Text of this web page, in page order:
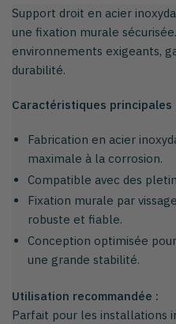
Support droit en acier
une fixation murale
environnements exigeants,
durabilité.
Caractéristiques principales
Fabrication en acier
maximale à la corrosion.
Compatible avec des
Fixation murale par
robuste et fiable.
Conception optimisée
une grande stabilité.
Utilisation recommandée :
Parfait pour les installations